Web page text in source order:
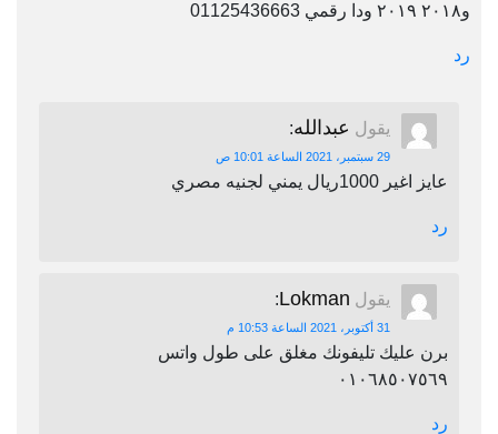
و٢٠١٨ ٢٠١٩ ودا رقمي 01125436663
رد
يقول عبدالله:
29 سبتمبر، 2021 الساعة 10:01 ص
عايز اغير 1000ريال يمني لجنيه مصري
رد
يقول Lokman
:
31 أكتوبر، 2021 الساعة 10:53 م
برن عليك تليفونك مغلق على طول واتس
٠١٠٦٨٥٠٧٥٦٩
رد